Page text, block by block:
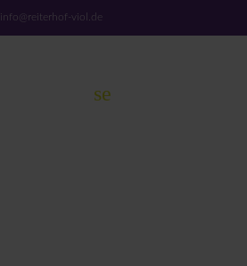
info@reiterhof-viol.de
search